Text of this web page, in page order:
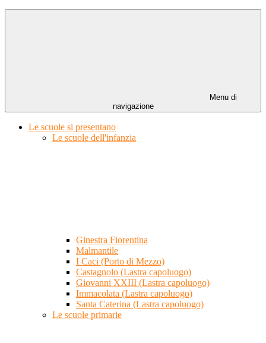
Menu di
navigazione
Le scuole si presentano
Le scuole dell'infanzia
Ginestra Fiorentina
Malmantile
I Caci (Porto di Mezzo)
Castagnolo (Lastra capoluogo)
Giovanni XXIII (Lastra capoluogo)
Immacolata (Lastra capoluogo)
Santa Caterina (Lastra capoluogo)
Le scuole primarie